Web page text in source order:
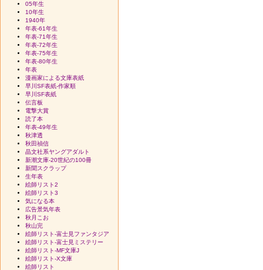
05年生
10年生
1940年
年表-61年生
年表-71年生
年表-72年生
年表-75年生
年表-80年生
年表
漫画家による文庫表紙
早川SF表紙-作家順
早川SF表紙
伝言板
電撃大賞
読了本
年表-49年生
秋津透
秋田禎信
晶文社系ヤングアダルト
新潮文庫-20世紀の100冊
新聞スクラップ
生年表
絵師リスト2
絵師リスト3
気になる本
広告景気年表
秋月こお
秋山完
絵師リスト-富士見ファンタジア
絵師リスト-富士見ミステリー
絵師リスト-MF文庫J
絵師リスト-X文庫
絵師リスト